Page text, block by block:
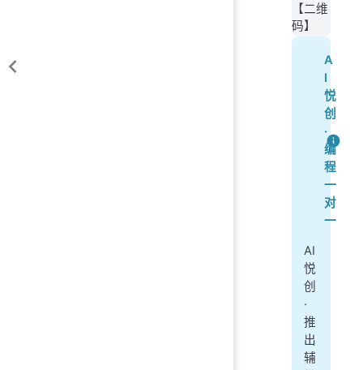
【二维
码】
A
I
悦
创
·
编
程
一
对
一
AI
悦
创
·
推
出
辅